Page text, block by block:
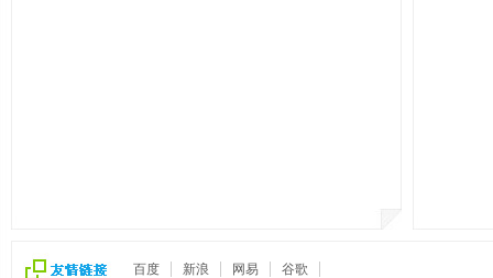
百度 新浪 网易 谷歌